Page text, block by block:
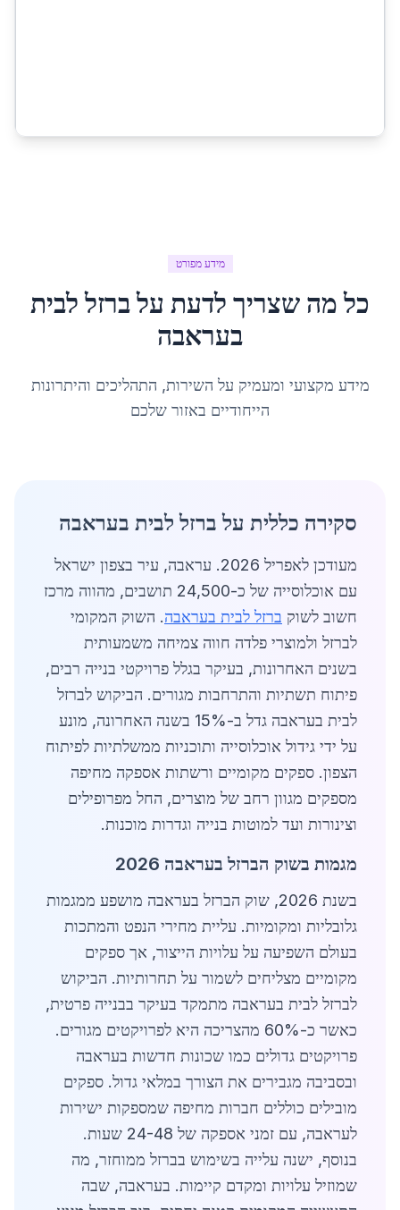
מידע מפורט
כל מה שצריך לדעת עלברזל לבית
בעראבה
מידע מקצועי ומעמיק על השירות, התהליכים והיתרונות
הייחודיים באזור שלכם
סקירה כללית על ברזל לבית בעראבה
מעודכן לאפריל 2026. עראבה, עיר בצפון ישראל
עם אוכלוסייה של כ-24,500 תושבים, מהווה מרכז
חשוב לשוק ברזל לבית בעראבה. השוק המקומי
לברזל ולמוצרי פלדה חווה צמיחה משמעותית
בשנים האחרונות, בעיקר בגלל פרויקטי בנייה רבים,
פיתוח תשתיות והתרחבות מגורים. הביקוש לברזל
לבית בעראבה גדל ב-15% בשנה האחרונה, מונע
על ידי גידול אוכלוסייה ותוכניות ממשלתיות לפיתוח
הצפון. ספקים מקומיים ורשתות אספקה מחיפה
מספקים מגוון רחב של מוצרים, החל מפרופילים
וצינורות ועד למוטות בנייה וגדרות מוכנות.
מגמות בשוק הברזל בעראבה 2026
בשנת 2026, שוק הברזל בעראבה מושפע ממגמות
גלובליות ומקומיות. עליית מחירי הנפט והמתכות
בעולם השפיעה על עלויות הייצור, אך ספקים
מקומיים מצליחים לשמור על תחרותיות. הביקוש
לברזל לבית בעראבה מתמקד בעיקר בבנייה פרטית,
כאשר כ-60% מהצריכה היא לפרויקטים מגורים.
פרויקטים גדולים כמו שכונות חדשות בעראבה
ובסביבה מגבירים את הצורך במלאי גדול. ספקים
מובילים כוללים חברות מחיפה שמספקות ישירות
לעראבה, עם זמני אספקה של 24-48 שעות.
בנוסף, ישנה עלייה בשימוש בברזל ממוחזר, מה
שמוזיל עלויות ומקדם קיימות. בעראבה, שבה